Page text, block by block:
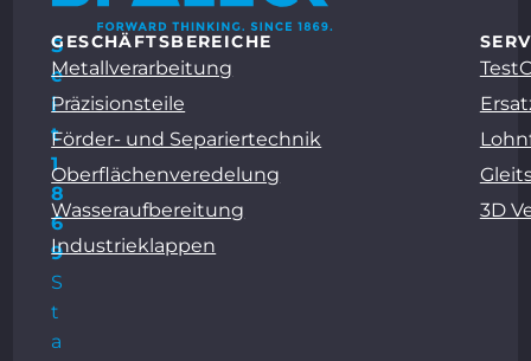
S
e
i
t
1
8
6
9
S
t
a
GESCHÄFTSBEREICHE
Metallverarbeitung
Präzisionsteile
Förder- und Separiertechnik
Oberflächenveredelung
Wasseraufbereitung
Industrieklappen
3D